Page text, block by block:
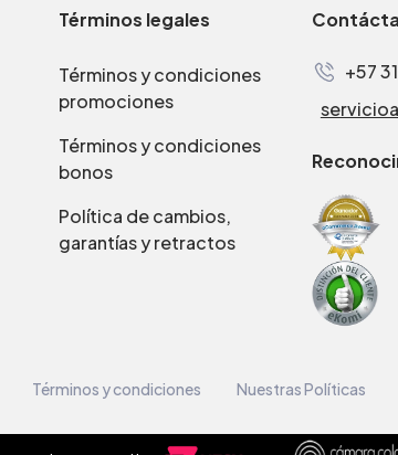
Términos legales
Términos y condiciones
promociones
Términos y condiciones
bonos
Política de cambios,
garantías y retractos
+57
Términos y condiciones Nuestras Políticas